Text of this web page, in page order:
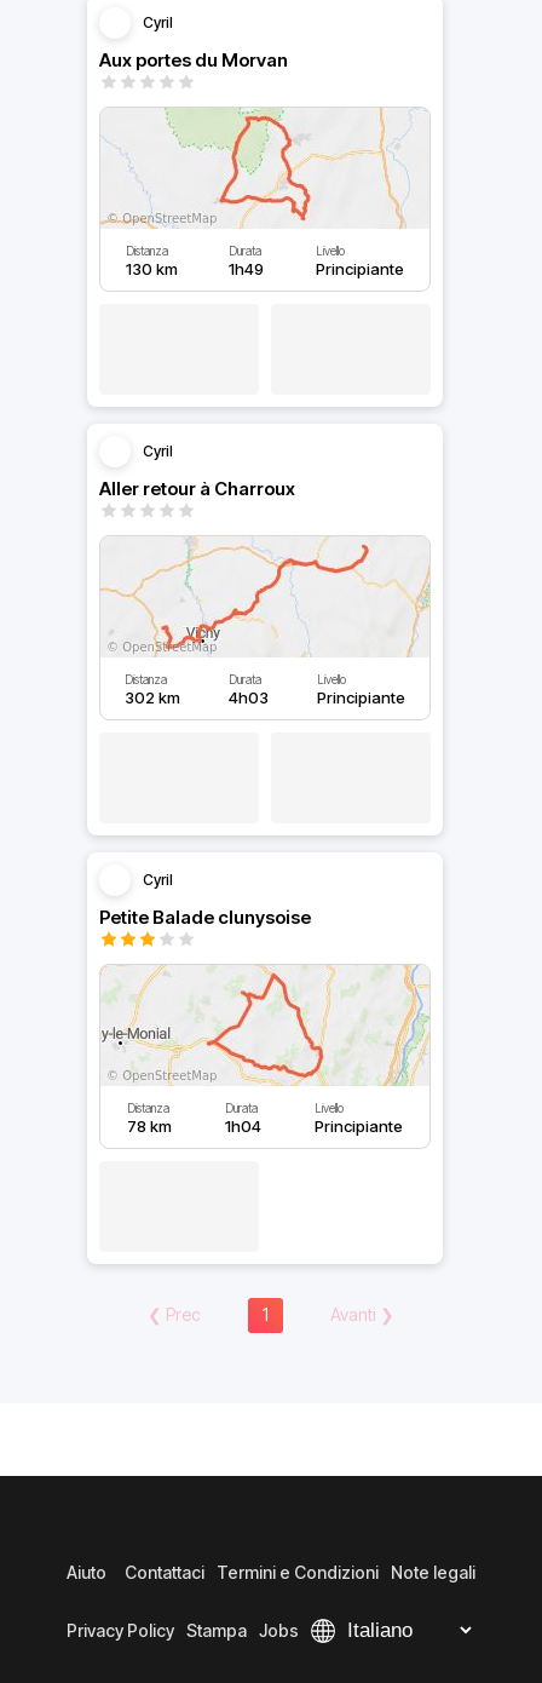
Cyril
Aux portes du Morvan
Distanza
130 km
Durata
1h49
Livello
Principiante
Cyril
Aller retour à Charroux
Distanza
302 km
Durata
4h03
Livello
Principiante
Cyril
Petite Balade clunysoise
Distanza
78 km
Durata
1h04
Livello
Principiante
❮ Prec 1 Avanti ❯
Aiuto Contattaci Termini e Condizioni Note legali
Privacy Policy Stampa Jobs